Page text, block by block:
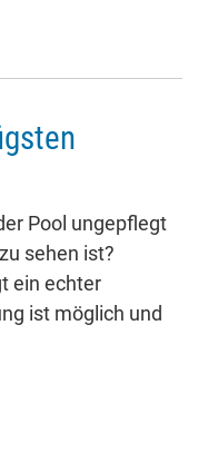
Pool ungepflegt
sehen ist?
ein echter
ist möglich und